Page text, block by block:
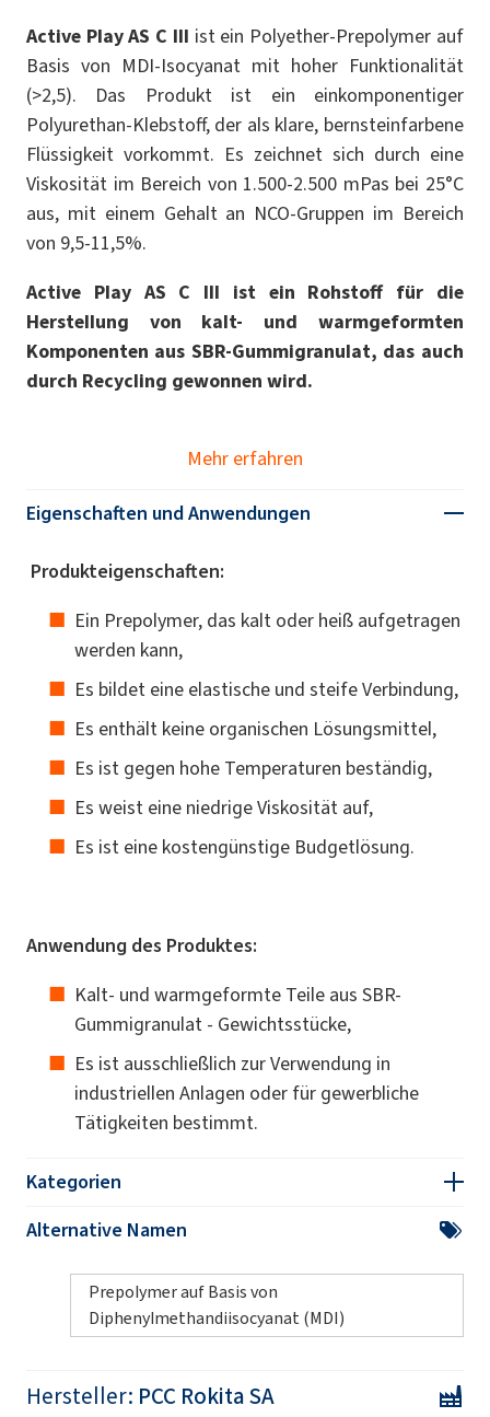
Active Play AS C III ist ein Polyether-Prepolymer auf
Basis von MDI-Isocyanat mit hoher Funktionalität
(>2,5). Das Produkt ist ein einkomponentiger
Polyurethan-Klebstoff, der als klare, bernsteinfarbene
Flüssigkeit vorkommt. Es zeichnet sich durch eine
Viskosität im Bereich von 1.500-2.500 mPas bei 25°C
aus, mit einem Gehalt an NCO-Gruppen im Bereich
von 9,5-11,5%.
Active Play AS C III ist ein Rohstoff für die
Herstellung von kalt- und warmgeformten
Komponenten aus SBR-Gummigranulat, das auch
durch Recycling gewonnen wird.
Mehr erfahren
Eigenschaften und Anwendungen
Produkteigenschaften:
Ein Prepolymer, das kalt oder heiß aufgetragen
werden kann,
Es bildet eine elastische und steife Verbindung,
Es enthält keine organischen Lösungsmittel,
Es ist gegen hohe Temperaturen beständig,
Es weist eine niedrige Viskosität auf,
Es ist eine kostengünstige Budgetlösung.
Anwendung des Produktes:
Kalt- und warmgeformte Teile aus SBR-
Gummigranulat - Gewichtsstücke,
Es ist ausschließlich zur Verwendung in
industriellen Anlagen oder für gewerbliche
Tätigkeiten bestimmt.
Kategorien
Alternative Namen
Prepolymer auf Basis von
Diphenylmethandiisocyanat (MDI)
Hersteller: PCC Rokita SA